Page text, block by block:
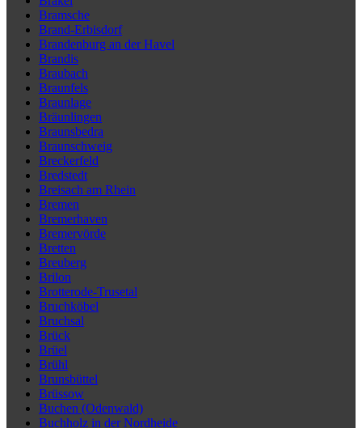
Bramsche
Brand-Erbisdorf
Brandenburg an der Havel
Brandis
Braubach
Braunfels
Braunlage
Bräunlingen
Braunsbedra
Braunschweig
Breckerfeld
Bredstedt
Breisach am Rhein
Bremen
Bremerhaven
Bremervörde
Bretten
Breuberg
Brilon
Brotterode-Trusetal
Bruchköbel
Bruchsal
Brück
Brüel
Brühl
Brunsbüttel
Brüssow
Buchen (Odenwald)
Buchholz in der Nordheide